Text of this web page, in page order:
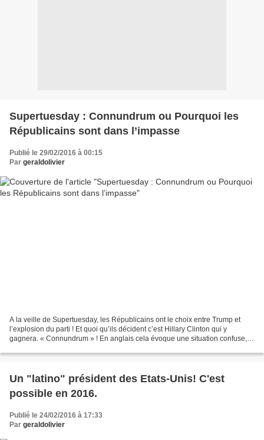
Supertuesday : Connundrum ou Pourquoi les
Républicains sont dans l’impasse
Publié le 29/02/2016 à 00:15
Par geraldolivier
A la veille de Supertuesday, les Républicains ont le choix entre Trump et
l’explosion du parti ! Et quoi qu’ils décident c’est Hillary Clinton qui y
gagnera. « Connundrum » ! En anglais cela évoque une situation confuse,
Un "latino" président des Etats-Unis! C'est
possible en 2016.
Publié le 24/02/2016 à 17:33
Par geraldolivier